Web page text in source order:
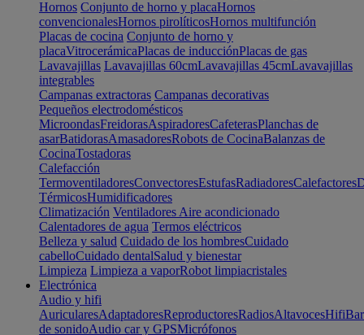
Hornos Conjunto de horno y placaHornos
convencionalesHornos pirolíticosHornos multifunción
Placas de cocina Conjunto de horno y
placaVitrocerámicaPlacas de inducciónPlacas de gas
Lavavajillas Lavavajillas 60cmLavavajillas 45cmLavavajillas
integrables
Campanas extractoras Campanas decorativas
Pequeños electrodomésticos
MicroondasFreidorasAspiradoresCafeterasPlanchas de
asarBatidorasAmasadoresRobots de CocinaBalanzas de
CocinaTostadoras
Calefacción
TermoventiladoresConvectoresEstufasRadiadoresCalefactores
TérmicosHumidificadores
Climatización Ventiladores Aire acondicionado
Calentadores de agua Termos eléctricos
Belleza y salud Cuidado de los hombresCuidado
cabelloCuidado dentalSalud y bienestar
Limpieza Limpieza a vaporRobot limpiacristales
Electrónica
Audio y hifi
AuricularesAdaptadoresReproductoresRadiosAltavocesHifi
de sonidoAudio car y GPSMicrófonos